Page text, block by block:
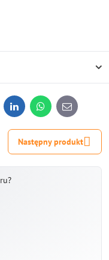
LinkedInWhatsApp
E-
mail
Następny produkt